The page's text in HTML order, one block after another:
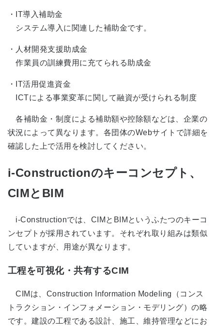
・IT導入補助金
システム導入に関連した補助金です。
・人材開発支援助成金
作業員の訓練費用に充てられる助成金
・IT活用促進資金
ICTによる事業変革に関して融資が受けられる制度
各補助金・制度による補助額や控除額などは、企業の
状況によって異なります。各団体のWebサイトで詳細を
確認した上で活用を検討してください。
i-Constructionのキーコンセプト、
CIMとBIM
i-Constructionでは、CIMとBIMというふたつのキーコ
ンセプトが採用されています。それぞれ取り組みは類似
していますが、用途が異なります。
工程を可視化・共有するCIM
CIMは、Construction Information Modeling（コンス
トラクション・インフォメーション・モデリング）の略
です。建設の工程である設計、施工、維持管理などにお